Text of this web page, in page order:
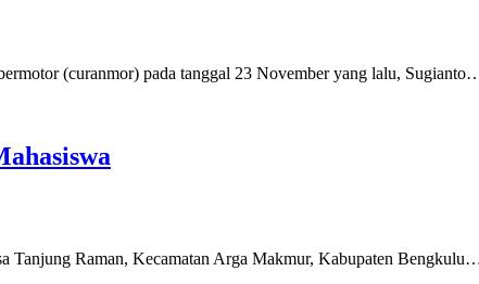
(curanmor) pada tanggal 23 November yang lalu,
Tanjung Raman, Kecamatan Arga Makmur, Kabupaten